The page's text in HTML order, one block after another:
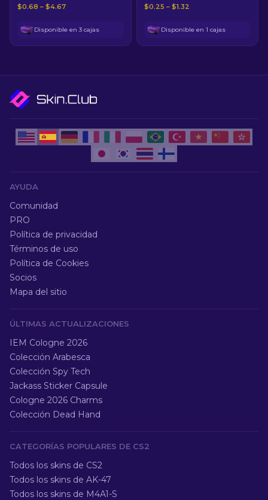
$0.68 – $4.67
Disponible en 3 cajas
$0.25 – $1.32
Disponible en 1 cajas
AYUDA
Comunidad
PRO
Política de privacidad
Términos de uso
Política de Cookies
Socios
Mapa del sitio
ÚLTIMAS ACTUALIZACIONES
IEM Cologne 2026
Colección Arabesca
Colección Spy Tech
Jackass Sticker Capsule
Cologne 2026 Charms
Colección Dead Hand
CATEGORÍAS POPULARES DE CS2
Todos los skins de CS2
Todos los skins de AK-47
Todos los skins de M4A1-S